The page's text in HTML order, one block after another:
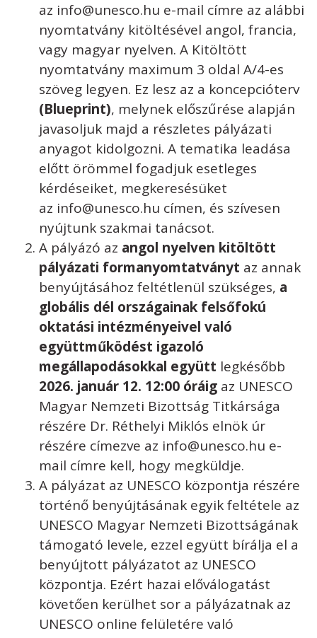
az info@unesco.hu e-mail címre az alábbi
nyomtatvány kitöltésével angol, francia,
vagy magyar nyelven. A Kitöltött
nyomtatvány maximum 3 oldal A/4-es
szöveg legyen. Ez lesz az a koncepcióterv
(Blueprint), melynek előszűrése alapján
javasoljuk majd a részletes pályázati
anyagot kidolgozni. A tematika leadása
előtt örömmel fogadjuk esetleges
kérdéseiket, megkeresésüket
az info@unesco.hu címen, és szívesen
nyújtunk szakmai tanácsot.
A pályázó az angol nyelven kitöltött
pályázati formanyomtatványt az annak
benyújtásához feltétlenül szükséges, a
globális dél országainak felsőfokú
oktatási intézményeivel való
együttműködést igazoló
megállapodásokkal együtt legkésőbb
2026. január 12. 12:00 óráig az UNESCO
Magyar Nemzeti Bizottság Titkársága
részére Dr. Réthelyi Miklós elnök úr
részére címezve az info@unesco.hu e-
mail címre kell, hogy megküldje.
A pályázat az UNESCO központja részére
történő benyújtásának egyik feltétele az
UNESCO Magyar Nemzeti Bizottságának
támogató levele, ezzel együtt bírálja el a
benyújtott pályázatot az UNESCO
központja. Ezért hazai előválogatást
követően kerülhet sor a pályázatnak az
UNESCO online felületére való